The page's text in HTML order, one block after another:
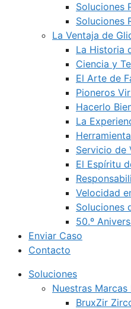
Soluciones
Soluciones
La Ventaja de
La Historia
Ciencia y
El Arte de
Pioneros
Hacerlo
La
Servicio de
El Espíritu
Velocidad
Soluciones
50.º
Enviar Caso
Contacto
Soluciones
Nuestras Marcas
BruxZir